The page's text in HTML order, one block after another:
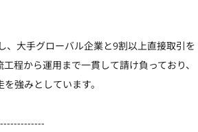
、大手グローバル企業と9割以上直接取引を
程から運用まで一貫して請け負っており、
強みとしています。